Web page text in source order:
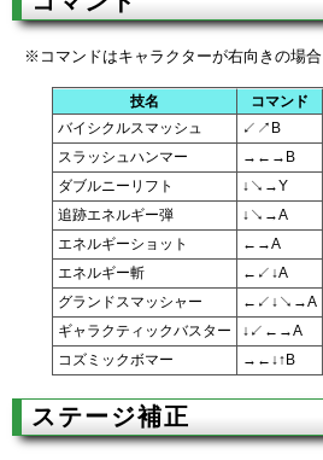
※コマンドはキャラクターが右向きの場合
技名 コマンド
バイシクルスマッシュ
↙↗B
スラッシュハンマー
→←→B
ダブルニーリフト
↓↘→Y
追跡エネルギー弾
↓↘→A
エネルギーショット
←→A
エネルギー斬
←↙↓A
グランドスマッシャー
←↙↓↘→A
ギャラクティックバスター
↓↙←→A
コズミックボマー
→←↓↑B
ステージ補正